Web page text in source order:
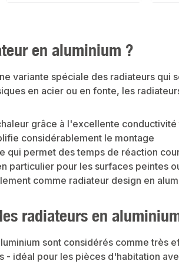
sowie weitere Produkte für den Anschluss.
Weiß
en aluminium ?
variante spéciale des radiateurs
en acier ou en fonte, les
grâce à l'excellente
considérablement le montage
qui permet des temps de réaction
particulier pour les surfaces peintes
comme radiateur design en
radiateurs en
sont considérés comme très
- idéal pour les pièces d'habitation